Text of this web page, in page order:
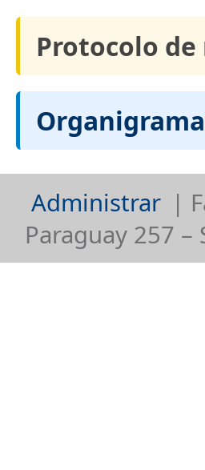
Protocolo de
Administrar |
Paraguay 257